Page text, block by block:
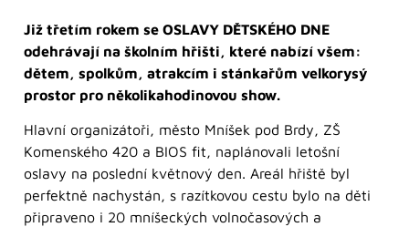
Již třetím rokem se OSLAVY DĚTSKÉHO DNE
odehrávají na školním hřišti, které nabízí všem:
dětem, spolkům, atrakcím i stánkařům velkorysý
prostor pro několikahodinovou show.
Hlavní organizátoři, město Mníšek pod Brdy, ZŠ
Komenského 420 a BIOS fit, naplánovali letošní
oslavy na poslední květnový den. Areál hřiště byl
perfektně nachystán, s razítkovou cestu bylo na děti
připraveno i 20 mníšeckých volnočasových a